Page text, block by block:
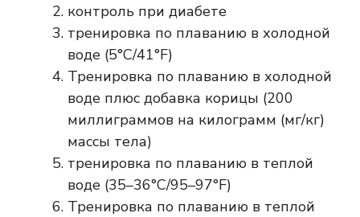
контроль при диабете
тренировка по плаванию в холодной
воде (5°C/41°F)
Тренировка по плаванию в холодной
воде плюс добавка корицы (200
миллиграммов на килограмм (мг/кг)
массы тела)
тренировка по плаванию в теплой
воде (35–36°C/95–97°F)
Тренировка по плаванию в теплой